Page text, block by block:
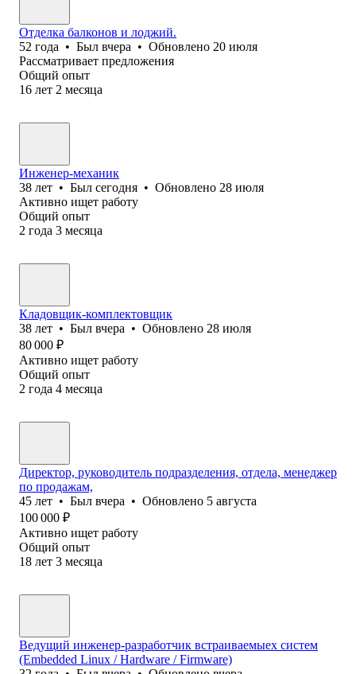
Отделка балконов и лоджий.
52 года • Был вчера • Обновлено 20 июля
Рассматривает предложения
Общий опыт
16 лет 2 месяца
Инженер-механик
38 лет • Был сегодня • Обновлено 28 июля
Активно ищет работу
Общий опыт
2 года 3 месяца
Кладовщик-комплектовщик
38 лет • Был вчера • Обновлено 28 июля
80 000 ₽
Активно ищет работу
Общий опыт
2 года 4 месяца
Директор, руководитель подразделения, отдела, менеджер
по продажам,
45 лет • Был вчера • Обновлено 5 августа
100 000 ₽
Активно ищет работу
Общий опыт
18 лет 3 месяца
Ведущий инженер-разработчик встраиваемыех систем
(Embedded Linux / Hardware / Firmware)